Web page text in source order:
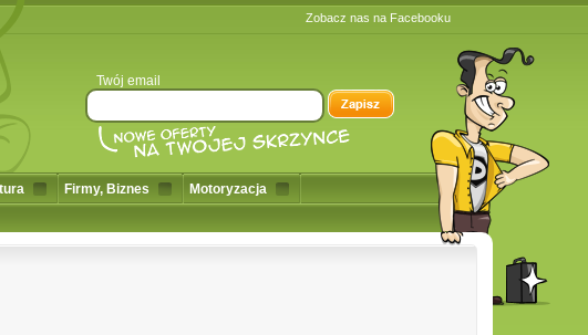
Twój email
Zobacz nas na Facebooku
Firmy, Biznes
Motoryzacja